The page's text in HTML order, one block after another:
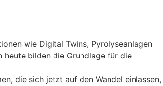
wie Digital Twins, Pyrolyseanlagen
heute bilden die Grundlage für die
die sich jetzt auf den Wandel einlassen,